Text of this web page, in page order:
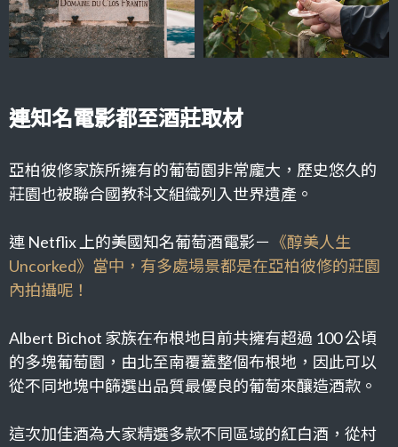
連知名電影都至酒莊取材
亞柏彼修家族所擁有的葡萄園非常龐大，歷史悠久的
莊園也被聯合國教科文組織列入世界遺產。
連 Netflix 上的美國知名葡萄酒電影－ 《醇美人生
Uncorked》當中，有多處場景都是在亞柏彼修的莊園
內拍攝呢！
Albert Bichot 家族在布根地目前共擁有超過 100 公頃
的多塊葡萄園，由北至南覆蓋整個布根地，因此可以
從不同地塊中篩選出品質最優良的葡萄來釀造酒款。
這次加佳酒為大家精選多款不同區域的紅白酒，從村